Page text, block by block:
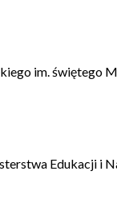
im.
Edukacji i